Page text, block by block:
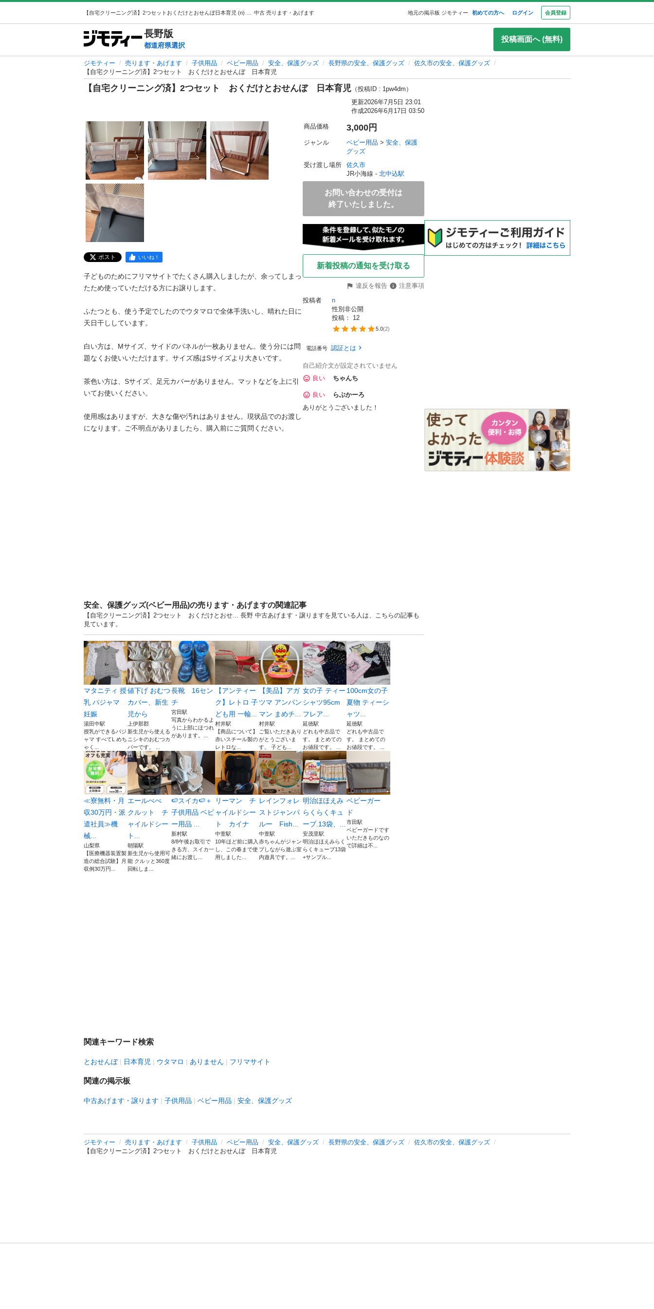
中古 売ります・あげます 地元の掲示板 ジモティー 初めての方へ ログイン 会員登録
長野版
都道府県選択
投稿画面へ (無料)
ジモティー 売ります・あげます 子供用品 ベビー用品 安全、保護グッズ 長野県の安全、保護グッズ
佐久市の安全、保護グッズ
【自宅クリーニング済】2つセット おくだけとおせんぼ 日本育児
【自宅クリーニング済】2つセット おくだけとおせんぼ 日本育児 （投稿ID : 1pw4dm）
更新2026年7月5日 23:01
作成2026年6月17日 03:50
ポスト いいね！
子どものためにフリマサイトでたくさん購入しましたが、余ってしまっ
たため使っていただける方にお譲りします。
ふたつとも、使う予定でしたのでウタマロで全体手洗いし、晴れた日に
天日干ししています。
白い方は、Mサイズ、サイドのパネルが一枚ありません。使う分には問
題なくお使いいただけます。サイズ感はSサイズより大きいです。
茶色い方は、Sサイズ、足元カバーがありません。マットなどを上に引
いてお使いください。
使用感はありますが、大きな傷や汚れはありません。現状品でのお渡し
になります。ご不明点がありましたら、購入前にご質問ください。
商品価格 3,000円
ジャンル ベビー用品 > 安全、保護
グッズ
受け渡し場所
佐久市
JR小海線 - 北中込駅
お問い合わせの受付は
終了いたしました。
新着投稿の通知を受け取る
違反を報告
注意事項
投稿者
n
性別非公開
投稿： 12
5.0(2)
電話番号 認証とは
自己紹介文が設定されていません
良い
ちゃんち
良い
らぶかーろ
ありがとうございました！
安全、保護グッズ(ベビー用品)の売ります・あげますの関連記事
【自宅クリーニング済】2つセット おくだけとおせ... 長野 中古あげます・譲りますを見ている人は、こちらの記事も
見ています。
マタニティ 授
乳 パジャマ
妊娠
湯田中駅
授乳ができるパジ
ャマ すべてL めち
ゃく...
値下げ おむつ
カバー、新生
児から
上伊那郡
新生児から使える
ニシキのおむつカ
バーです。 ...
長靴 16セン
チ
宮田駅
写真からわかるよ
うに上部にほつれ
があります。...
【アンティー
ク】レトロ 子
ども用 一輪...
村井駅
【商品について】
赤いスチール製の
レトロな...
【美品】アガ
ツマ アンパン
マン まめチ...
村井駅
ご覧いただきあり
がとうございま
す。 子ども...
女の子 ティー
シャツ95cm
フレア...
延徳駅
どれも中古品で
す。 まとめての
お値段です。 ...
100cm女の子
夏物 ティーシ
ャツ...
延徳駅
どれも中古品で
す。 まとめての
お値段です。 ...
≪寮無料・月
収30万円・派
遣社員≫機
械...
山梨県
【医療機器装置製
造の総合試験】月
収例30万円...
エールべべ
クルット チ
ャイルドシー
ト...
朝陽駅
新生児から使用可
能 クルッと360度
回転しま...
🍉スイカ🍉＋
子供用品 ベビ
ー用品 ...
新村駅
8/8午後お取引で
きる方、スイカ一
緒にお渡し...
リーマン チ
ャイルドシー
ト カイナ
中萱駅
10年ほど前に購入
し、この春まで使
用しました...
レインフォレ
ストジャンパ
ルー Fish...
中萱駅
赤ちゃんがジャン
プしながら遊ぶ室
内遊具です。...
明治ほほえみ
らくらくキュ
ーブ.13袋、...
安茂里駅
明治ほほえみらく
らくキューブ13袋
+サンプル...
ベビーガー
ド
市田駅
ベビーガードです
いただきものなの
で詳細は不...
関連キーワード検索
とおせんぼ 日本育児 ウタマロ ありません フリマサイト
関連の掲示板
中古あげます・譲ります 子供用品 ベビー用品 安全、保護グッズ
ジモティー 売ります・あげます 子供用品 ベビー用品 安全、保護グッズ 長野県の安全、保護グッズ
佐久市の安全、保護グッズ
【自宅クリーニング済】2つセット おくだけとおせんぼ 日本育児